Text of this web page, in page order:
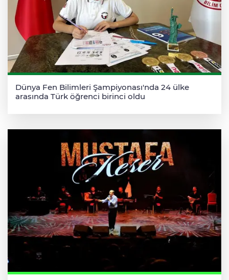
Dünya Fen Bilimleri Şampiyonası'nda 24 ülke
arasında Türk öğrenci birinci oldu